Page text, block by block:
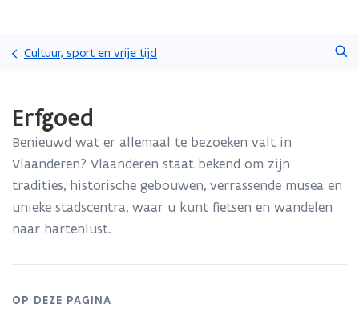
Cultuur, sport en vrije tijd
met
laden.
bevindt
zich
op:
Erfgoed
Erfgoed
Benieuwd wat er allemaal te bezoeken valt in
Vlaanderen? Vlaanderen staat bekend om zijn
tradities, historische gebouwen, verrassende musea en
unieke stadscentra, waar u kunt fietsen en wandelen
naar hartenlust.
OP DEZE PAGINA